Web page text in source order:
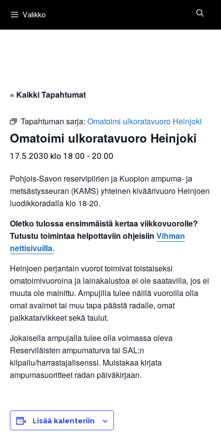
sisältöönValikko
« Kaikki Tapahtumat
Tapahtuman sarja: Omatoimi ulkoratavuoro Heinjoki
Omatoimi ulkoratavuoro Heinjoki
17.5.2030 klo 18:00 - 20:00
Pohjois-Savon reservipiirien ja Kuopion ampuma- ja
metsästysseuran (KAMS) yhteinen kiväärivuoro Heinjoen
luodikkoradalla klo 18-20.
Oletko tulossa ensimmäistä kertaa viikkovuorolle?
Tutustu toimintaa helpottaviin ohjeisiin Vihman
nettisivuilla.
Heinjoen perjantain vuorot toimivat toistaiseksi
omatoimivuoroina ja lainakalustoa ei ole saatavilla, jos ei
muuta ole mainittu. Ampujilla tulee näillä vuoroilla olla
omat avaimet tai muu tapa päästä radalle, omat
paikkatarvikkeet sekä taulut.
Jokaisella ampujalla tulee olla voimassa oleva
Reserviläisten ampumaturva tai SAL:n
kilpailu/harrastajalisenssi. Muistakaa kirjata
ampumasuoritteet radan päiväkirjaan.
Lisää kalenteriin